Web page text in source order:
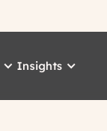
Insights